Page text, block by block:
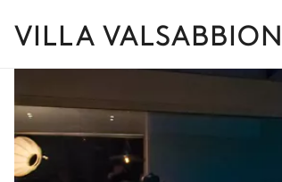
VILLA VALSABBION